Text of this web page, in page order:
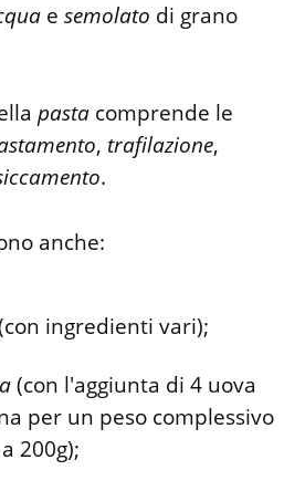
esemolato di grano
pasta comprende le
, trafilazione,
.
anche:
ingredienti vari);
(con l'aggiunta di 4 uova
per un peso complessivo
200g);